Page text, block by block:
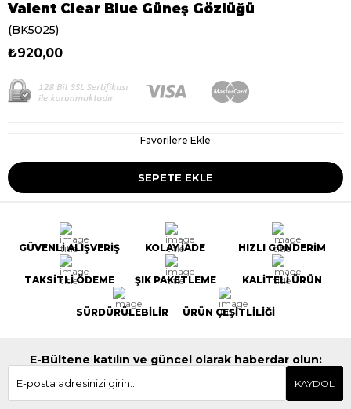
Valent Clear Blue Güneş Gözlüğü
(BK5025)
₺920,00
Favorilere Ekle
GÜVENLİ ALIŞVERİŞ KOLAY İADE HIZLI GÖNDERİM
TAKSİTLİ ÖDEME ŞIK PAKETLEME KALİTELİ ÜRÜN
SÜRDÜRÜLEBİLİR ÜRÜN ÇEŞİTLİLİĞİ
E-Bültene katılın ve güncel olarak haberdar olun:
KAYDOL